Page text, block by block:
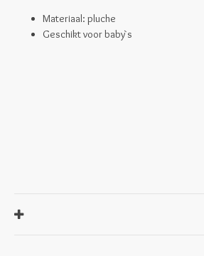
Materiaal: pluche
Geschikt voor baby`s